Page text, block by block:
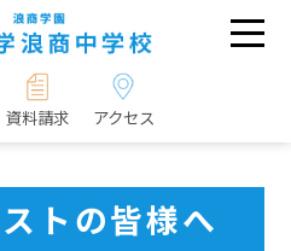
資料請求 アクセス
トの皆様へ